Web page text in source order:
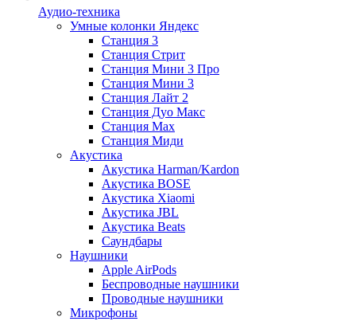
Аудио-техника
Умные колонки Яндекс
Станция 3
Станция Стрит
Станция Мини 3 Про
Станция Мини 3
Станция Лайт 2
Станция Дуо Макс
Станция Max
Станция Миди
Акустика
Акустика Harman/Kardon
Акустика BOSE
Акустика Xiaomi
Акустика JBL
Акустика Beats
Саундбары
Наушники
Apple AirPods
Беспроводные наушники
Проводные наушники
Микрофоны